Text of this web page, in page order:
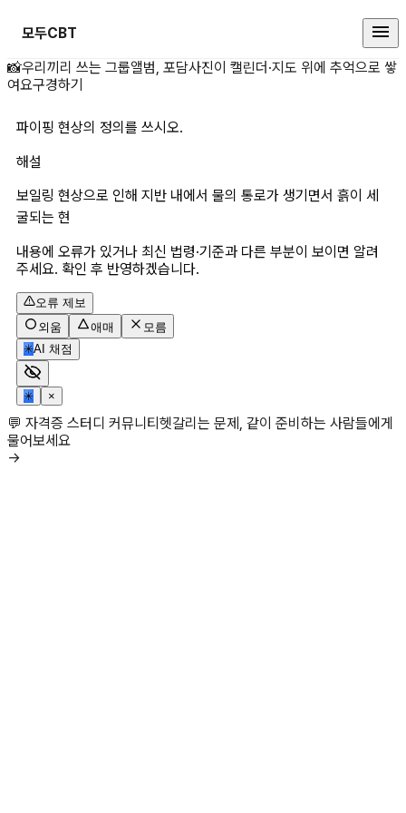
모두CBT
파이핑 현상의 정의를 쓰시오. 상세
📸우리끼리 쓰는 그룹앨범, 포담사진이 캘린더·지도 위에 추억으로 쌓
여요구경하기
파이핑 현상의 정의를 쓰시오.
해설
보일링 현상으로 인해 지반 내에서 물의 통로가 생기면서 흙이 세
굴되는 현
내용에 오류가 있거나 최신 법령·기준과 다른 부분이 보이면 알려
주세요. 확인 후 반영하겠습니다.
오류 제보
외움
애매
모름
✳AI 채점
✳ ×
💬 자격증 스터디 커뮤니티헷갈리는 문제, 같이 준비하는 사람들에게
물어보세요
→